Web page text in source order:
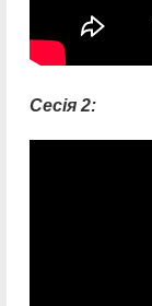
Сесія 2: